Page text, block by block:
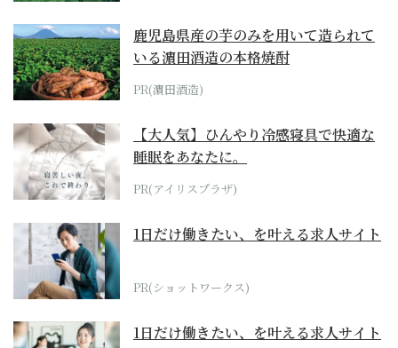
鹿児島県産の芋のみを用いて造られて
いる濵田酒造の本格焼酎
PR(濵田酒造)
【大人気】ひんやり冷感寝具で快適な
睡眠をあなたに。
PR(アイリスプラザ)
1日だけ働きたい、を叶える求人サイト
PR(ショットワークス)
1日だけ働きたい、を叶える求人サイト